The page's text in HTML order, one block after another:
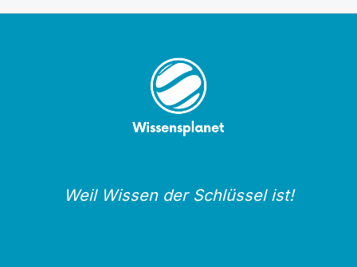
Weil Wissen der Schlüssel ist!